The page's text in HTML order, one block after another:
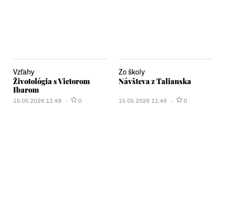
Vzťahy
Životológia s Victorom
Ibarom
15.05.2026 11:49 0
Zo školy
Návšteva z Talianska
15.05.2026 11:46 0